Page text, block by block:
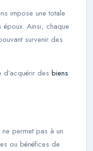
impose une totale
Ainsi, chaque
survenir des
des biens
permet pas à un
ou bénéfices de